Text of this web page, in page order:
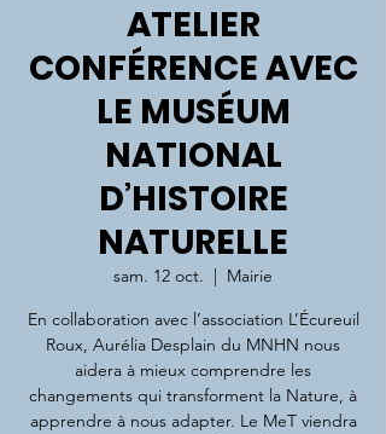
ATELIER
CONFÉRENCE AVEC
LE MUSÉUM
NATIONAL
D’HISTOIRE
NATURELLE
sam. 12 oct.
  |
Mairie
En collaboration avec l’association L’Écureuil
Roux, Aurélia Desplain du MNHN nous
aidera à mieux comprendre les
changements qui transforment la Nature, à
apprendre à nous adapter. Le MeT viendra